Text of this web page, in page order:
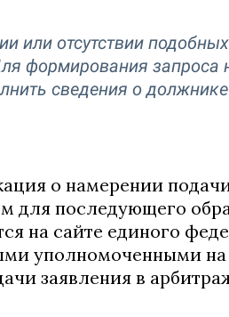
или отсутствии
формирования запроса
сведения о
о намерении
для последующего
на сайте единого
уполномоченными на
заявления в